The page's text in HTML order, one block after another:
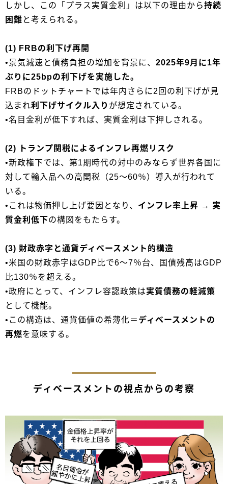
しかし、この「プラス実質金利」は以下の理由から持続
困難 と考えられる。
(1) FRBの利下げ再開
•景気減速と債務負担の増加を背景に、 2025年9月に1年
ぶりに25bpの利下げを実施した。
FRBのドットチャートでは年内さらに2回の利下げが見
込まれ利下げサイクル入り が想定されている。
•名目金利が低下すれば、実質金利は下押しされる。
(2) トランプ関税によるインフレ再燃リスク
•新政権下では、第1期時代の対中のみならず世界各国に
対して輸入品への高関税（25〜60％）導入が行われて
いる。
•これは物価押し上げ要因となり、 インフレ率上昇 → 実
質金利低下の構図をもたらす。
(3) 財政赤字と通貨ディベースメント的構造
•米国の財政赤字はGDP比で6〜7％台、国債残高はGDP
比130％を超える。
•政府にとって、インフレ容認政策は実質債務の軽減策
として機能。
•この構造は、通貨価値の希薄化＝ ディベースメントの
再燃を意味する。
ディベースメントの視点からの考察